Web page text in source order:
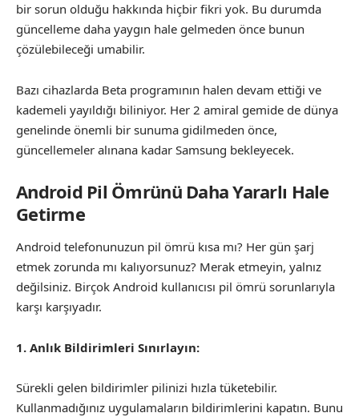
bir sorun olduğu hakkında hiçbir fikri yok. Bu durumda
güncelleme daha yaygın hale gelmeden önce bunun
çözülebileceği umabilir.
Bazı cihazlarda Beta programının halen devam ettiği ve
kademeli yayıldığı biliniyor. Her 2 amiral gemide de dünya
genelinde önemli bir sunuma gidilmeden önce,
güncellemeler alınana kadar Samsung bekleyecek.
Android Pil Ömrünü Daha Yararlı Hale
Getirme
Android telefonunuzun pil ömrü kısa mı? Her gün şarj
etmek zorunda mı kalıyorsunuz? Merak etmeyin, yalnız
değilsiniz. Birçok Android kullanıcısı pil ömrü sorunlarıyla
karşı karşıyadır.
1. Anlık Bildirimleri Sınırlayın:
Sürekli gelen bildirimler pilinizi hızla tüketebilir.
Kullanmadığınız uygulamaların bildirimlerini kapatın. Bunu